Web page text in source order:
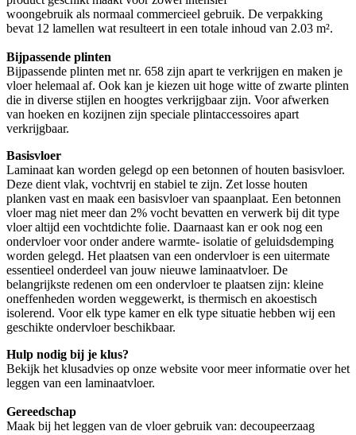
woongebruik als normaal commercieel gebruik. De verpakking
bevat 12 lamellen wat resulteert in een totale inhoud van 2.03 m².
Bijpassende plinten
Bijpassende plinten met nr. 658 zijn apart te verkrijgen en maken je
vloer helemaal af. Ook kan je kiezen uit hoge witte of zwarte plinten
die in diverse stijlen en hoogtes verkrijgbaar zijn. Voor afwerken
van hoeken en kozijnen zijn speciale plintaccessoires apart
verkrijgbaar.
Basisvloer
Laminaat kan worden gelegd op een betonnen of houten basisvloer.
Deze dient vlak, vochtvrij en stabiel te zijn. Zet losse houten
planken vast en maak een basisvloer van spaanplaat. Een betonnen
vloer mag niet meer dan 2% vocht bevatten en verwerk bij dit type
vloer altijd een vochtdichte folie. Daarnaast kan er ook nog een
ondervloer voor onder andere warmte- isolatie of geluidsdemping
worden gelegd. Het plaatsen van een ondervloer is een uitermate
essentieel onderdeel van jouw nieuwe laminaatvloer. De
belangrijkste redenen om een ondervloer te plaatsen zijn: kleine
oneffenheden worden weggewerkt, is thermisch en akoestisch
isolerend. Voor elk type kamer en elk type situatie hebben wij een
geschikte ondervloer beschikbaar.
Hulp nodig bij je klus?
Bekijk het klusadvies op onze website voor meer informatie over het
leggen van een laminaatvloer.
Gereedschap
Maak bij het leggen van de vloer gebruik van: decoupeerzaag